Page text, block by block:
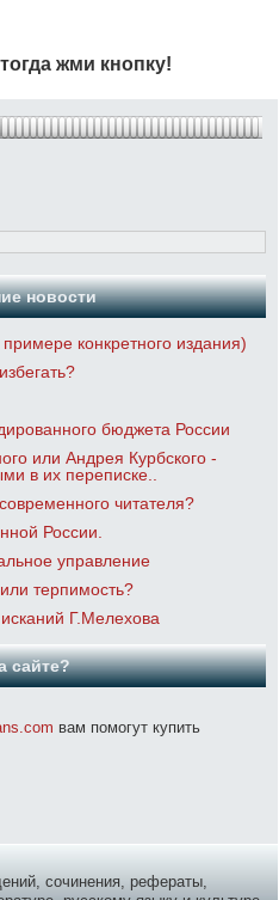
жми кнопку!
новости
конкретного издания)
бюджета России
или Андрея Курбского -
в их переписке..
читателя?
России.
управление
терпимость?
Г.Мелехова
сайте?
вам помогут купить
сочинения, рефераты,